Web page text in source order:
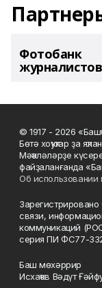
Фотобанк
© 1917 - 2026
Бөтә хоҡуҡтар ҙа
Мәҡәләләрҙе
файҙаланғанда
Об использовании
связи,
коммуникаций
серия ПИ ФС77-
Баш мөхәррир
Исхаҡов Вәдүт